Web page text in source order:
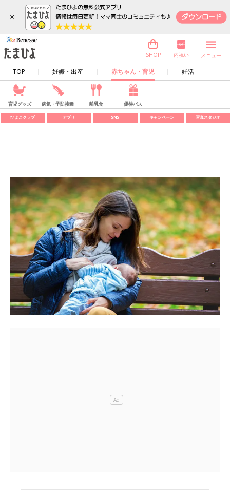
×
TOP 妊娠・出産 赤ちゃん・育児 妊活
SHOP 内祝い メニュー
育児グッズ 病気・予防接種 離乳食 優待パス
ひよこクラブ アプリ SNS キャンペーン 写真スタジオ